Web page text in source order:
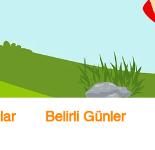
Belirli Günler